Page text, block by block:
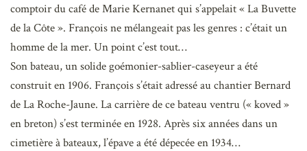
comptoir du café de Marie Kernanet qui s’appelait « La Buvette
de la Côte ». François ne mélangeait pas les genres : c’était un
homme de la mer. Un point c’est tout…
Son bateau, un solide goémonier-sablier-caseyeur a été
construit en 1906. François s’était adressé au chantier Bernard
de La Roche-Jaune. La carrière de ce bateau ventru (« koved »
en breton) s’est terminée en 1928. Après six années dans un
cimetière à bateaux, l’épave a été dépecée en 1934…